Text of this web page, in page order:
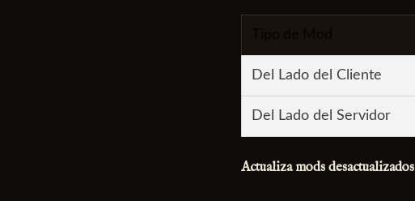
Del Lado del Cliente
Del Lado del Servidor
Actualiza mods desactualizados